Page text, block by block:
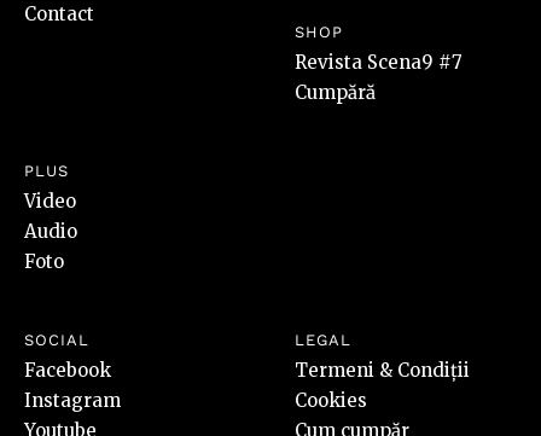
Contact
SHOP
Revista Scena9 #7
Cumpără
PLUS
Video
Audio
Foto
SOCIAL
Facebook
Instagram
Youtube
LEGAL
Termeni & Condiții
Cookies
Cum cumpăr